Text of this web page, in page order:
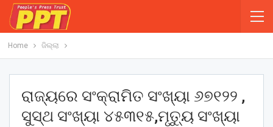
Home ଜିଲ୍ଲା
ରାଜ୍ୟରେ ସଂକ୍ରାମିତ ସଂଖ୍ୟା ୬୭୧୨୨ ,
ସୁସ୍ଥ ସଂଖ୍ୟା ୪୫୩୧୫,ମୃତ୍ୟୁ ସଂଖ୍ୟା